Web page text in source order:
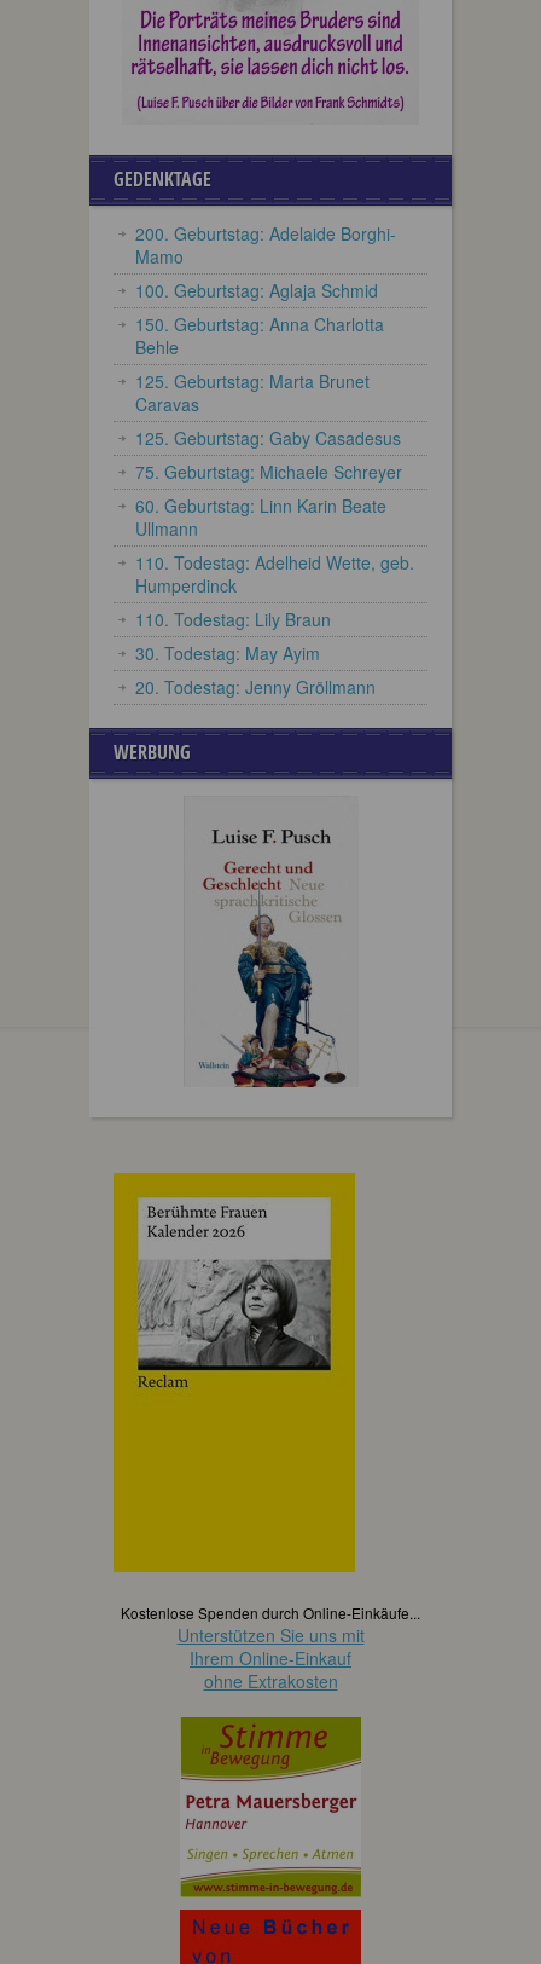
GEDENKTAGE
200. Geburtstag: Adelaide Borghi-
Mamo
100. Geburtstag: Aglaja Schmid
150. Geburtstag: Anna Charlotta
Behle
125. Geburtstag: Marta Brunet
Caravas
125. Geburtstag: Gaby Casadesus
75. Geburtstag: Michaele Schreyer
60. Geburtstag: Linn Karin Beate
Ullmann
110. Todestag: Adelheid Wette, geb.
Humperdinck
110. Todestag: Lily Braun
30. Todestag: May Ayim
20. Todestag: Jenny Gröllmann
WERBUNG
Kostenlose Spenden durch Online-Einkäufe...
Unterstützen Sie uns mit
Ihrem Online-Einkauf
ohne Extrakosten